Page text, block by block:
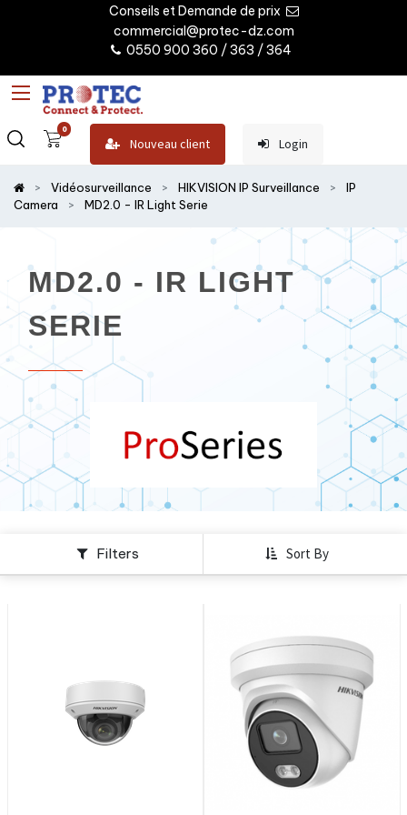
Conseils et Demande de prix
commercial@protec-dz.com
0550 900 360 / 363 / 364
0
Nouveau client Login
Vidéosurveillance HIKVISION IP Surveillance
IP
Camera
MD2.0 - IR Light Serie
MD2.0 - IR LIGHT
SERIE
Filters Sort By